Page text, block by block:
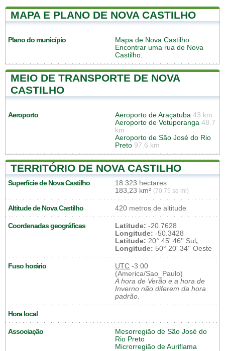
MAPA E PLANO DE NOVA CASTILHO
Plano do município Mapa de Nova Castilho :
Encontrar uma rua de Nova
Castilho.
MEIO DE TRANSPORTE DE NOVA
CASTILHO
Aeroporto Aeroporto de Araçatuba 43 km
Aeroporto de Votuporanga 48.7
km
Aeroporto de São José do Rio
Preto 97.6 km
TERRITÓRIO DE NOVA CASTILHO
Superfície de Nova Castilho
18 323 hectares
183,23 km² (70,75 sq mi)
Altitude de Nova Castilho 420 metros de altitude
Coordenadas geográficas Latitude: -20.7628
Longitude: -50.3428
Latitude: 20° 45' 46'' Sul,
Longitude: 50° 20' 34'' Oeste
Fuso horário UTC -3:00
(America/Sao_Paulo)
A hora de Verão e a hora de
Inverno não diferem da hora
padrão.
Hora local
Associação
Mesorregião de São José do
Rio Preto
Microrregião de Auriflama